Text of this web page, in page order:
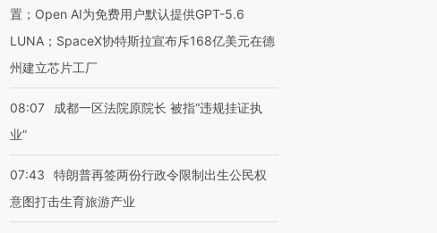
置；Open AI为免费用户默认提供GPT-5.6
LUNA；SpaceX协特斯拉宣布斥168亿美元在德
州建立芯片工厂
08:07
成都一区法院原院长 被指“违规挂证执
业”
07:43
特朗普再签两份行政令限制出生公民权
意图打击生育旅游产业